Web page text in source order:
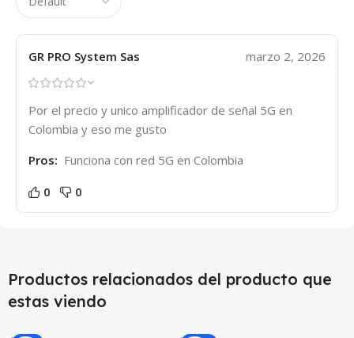
GR PRO System Sas marzo 2, 2026
Por el precio y unico amplificador de señal 5G en
Colombia y eso me gusto
Pros: Funciona con red 5G en Colombia
0 0
Productos relacionados del producto que
estas viendo